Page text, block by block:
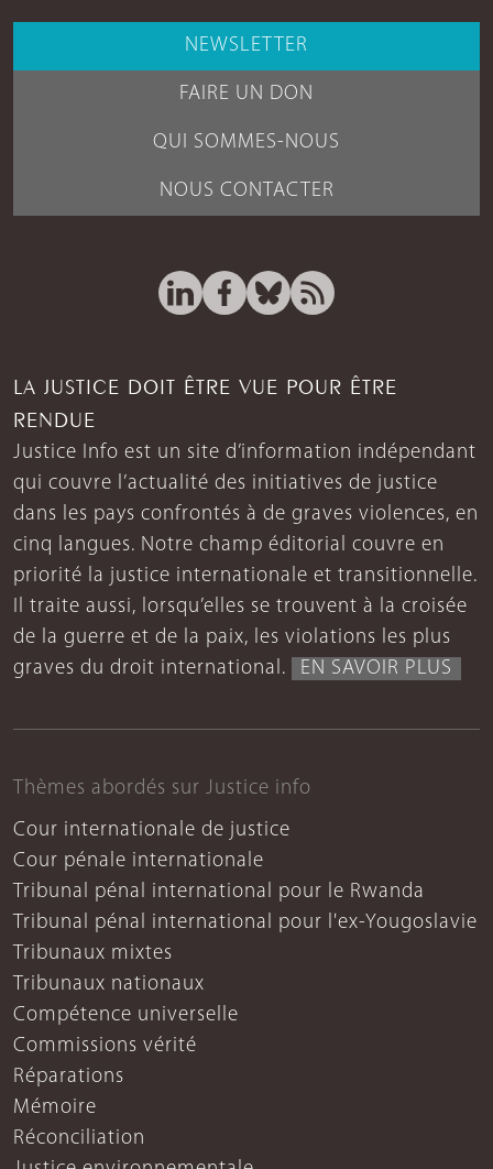
NEWSLETTER
FAIRE UN DON
QUI SOMMES-NOUS
NOUS CONTACTER
LA JUSTICE DOIT ÊTRE VUE POUR ÊTRE
RENDUE
Justice Info est un site d’information indépendant
qui couvre l’actualité des initiatives de justice
dans les pays confrontés à de graves violences, en
cinq langues. Notre champ éditorial couvre en
priorité la justice internationale et transitionnelle.
Il traite aussi, lorsqu’elles se trouvent à la croisée
de la guerre et de la paix, les violations les plus
graves du droit international.
EN SAVOIR PLUS
Thèmes abordés sur Justice info
Cour internationale de justice
Cour pénale internationale
Tribunal pénal international pour le Rwanda
Tribunal pénal international pour l'ex-Yougoslavie
Tribunaux mixtes
Tribunaux nationaux
Compétence universelle
Commissions vérité
Réparations
Mémoire
Réconciliation